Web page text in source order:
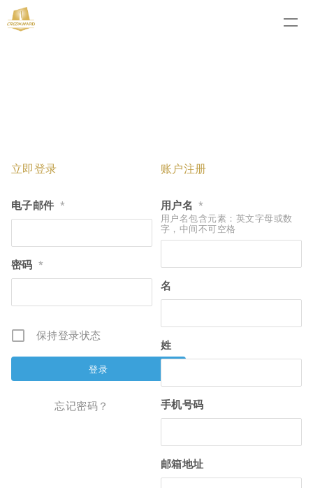
立即登录
电子邮件 *
密码 *
保持登录状态
忘记密码？
账户注册
用户名 *
用户名包含元素：英文字母或数
字，中间不可空格
名
姓
手机号码
邮箱地址